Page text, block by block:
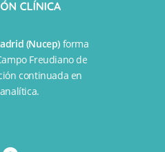
(Nucep) forma
Freudiano de
continuada en